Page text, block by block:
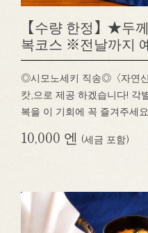
【수량 한정】★두
복코스 ※전날까지
◎시모노세키 직송◎〈자연
캇,으로 제공 하겠습니다! 각
복을 이 기회에 꼭 즐겨주세
10,000 엔 (세금 포함)